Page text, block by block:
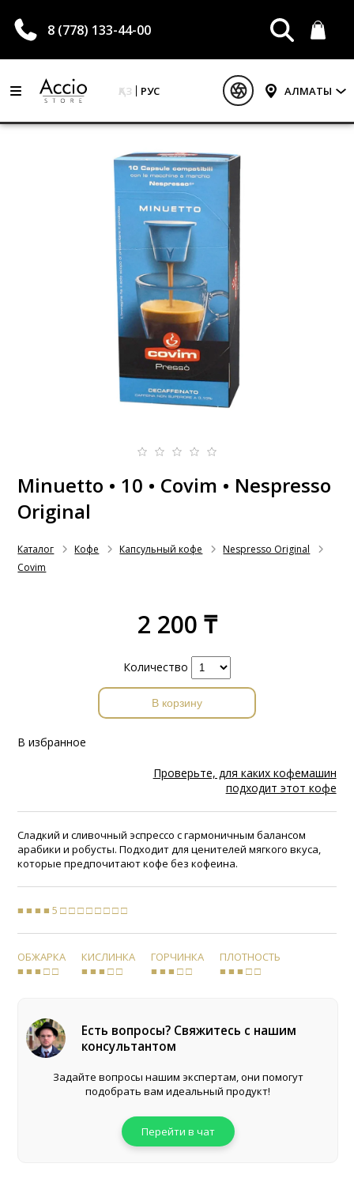
8 (778) 133-44-00
ҚАЗ РУС АЛМАТЫ
Minuetto • 10 • Covim • Nespresso
Original
Каталог Кофе Капсульный кофе
Nespresso Original
Covim
2 200 ₸
Количество
В корзину
В избранное
Проверьте, для каких кофемашин
подходит этот кофе
Сладкий и сливочный эспрессо с гармоничным балансом
арабики и робусты. Подходит для ценителей мягкого вкуса,
которые предпочитают кофе без кофеина.
■ ■ ■ ■ 5 □ □ □ □ □ □ □ □
ОБЖАРКА
■ ■ ■ □ □
КИСЛИНКА
■ ■ ■ □ □
ГОРЧИНКА
■ ■ ■ □ □
ПЛОТНОСТЬ
■ ■ ■ □ □
Есть вопросы? Свяжитесь с нашим
консультантом
Задайте вопросы нашим экспертам, они помогут
подобрать вам идеальный продукт!
Перейти в чат